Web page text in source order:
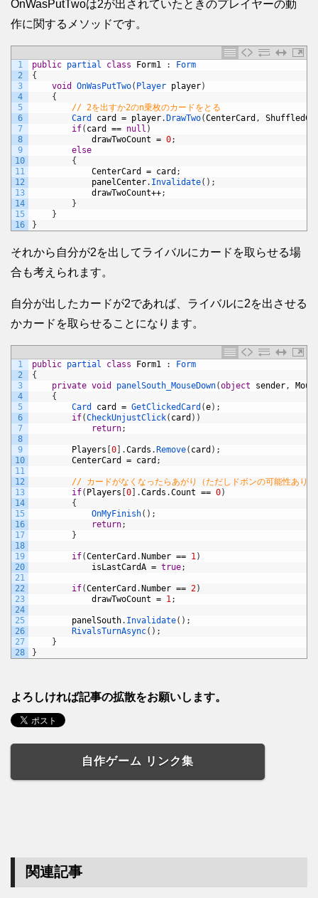
OnWasPutTwoは2が出されていたときのプレイヤーの動
作に関するメソッドです。
1
2
3
4
5
6
7
8
9
10
11
12
13
14
15
16
public partial class Form1 :
Form
{
void
OnWasPutTwo( Player player)
{
// 2を出すか2のn乗枚のカードをとる
Card card = player. DrawTwo(CenterCard ,
if( card == null )
drawTwoCount = 0;
else
{
CenterCard
= card ;
panelCenter. Invalidate( ) ;
drawTwoCount++;
}
}
}
それから自分が2を出してライバルにカードを取らせる場
合も考えられます。
自分が出したカードが2であれば、ライバルに2を出させる
かカードを取らせることになります。
1
2
3
4
5
6
7
8
9
10
11
12
13
14
15
16
17
18
19
20
21
22
23
24
25
26
27
28
public partial class Form1 :
Form
{
private void panelSouth_MouseDown(object sender,
{
Card card = GetClickedCard (e) ;
if(CheckUnjustClick( card ) )
return;
Players 0 .Cards . Remove( card ) ;
CenterCard
= card ;
// カードがなくなったらあがり（ただしドボンの可能性あり）
if( Players 0 .Cards .Count == 0)
{
OnMyFinish( ) ;
return;
}
if(CenterCard . Number == 1)
isLastCardA = true;
if(CenterCard . Number == 2)
drawTwoCount = 1;
panelSouth. Invalidate( ) ;
RivalsTurnAsync( ) ;
}
}
よろしければ記事の拡散をお願いします。
自作ゲーム リンク集
関連記事